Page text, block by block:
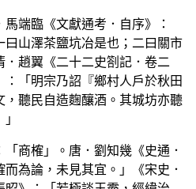
端臨《文獻通考．自序》：
曰山澤茶鹽坑冶是也；二曰關市
．趙翼《二十二史劄記．卷二
：「明宗乃詔『鄉村人戶於秋田
，聽民自造麴釀酒。其城坊亦聽
商榷」。唐．劉知幾《史通．
為論，未見其宜。」《宋史．